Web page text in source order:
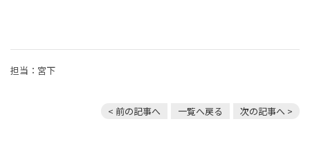
担当：宮下
< 前の記事へ 一覧へ戻る 次の記事へ >